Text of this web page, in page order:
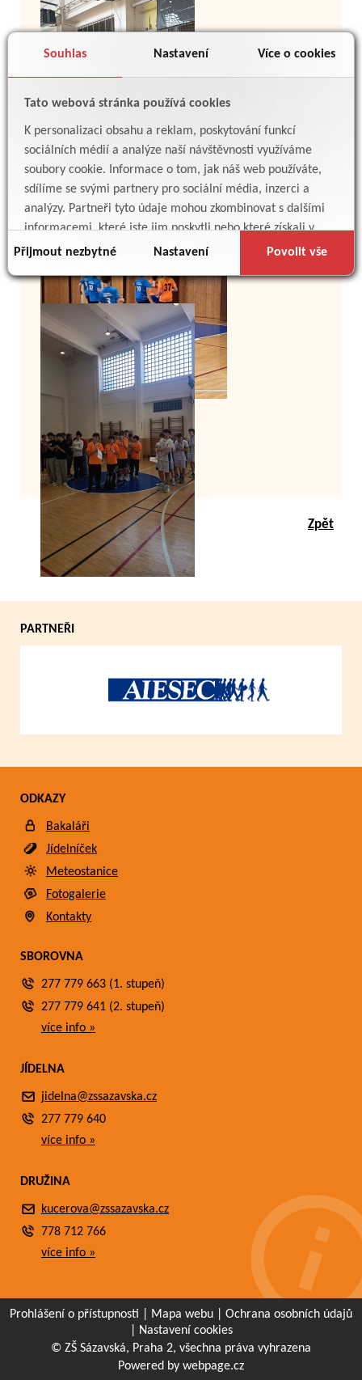
Souhlas Nastavení Více o cookies
Tato webová stránka používá cookies
K personalizaci obsahu a reklam, poskytování funkcí
sociálních médií a analýze naší návštěvnosti využíváme
soubory cookie. Informace o tom, jak náš web používáte,
sdílíme se svými partnery pro sociální média, inzerci a
analýzy. Partneři tyto údaje mohou zkombinovat s dalšími
informacemi, které jste jim poskytli nebo které získali v
důsledku toho, že používáte jejich služby.
Přijmout nezbytné Nastavení Povolit vše
Zpět
PARTNEŘI
ODKAZY
Bakaláři
Jídelníček
Meteostanice
Fotogalerie
Kontakty
SBOROVNA
277 779 663 (1. stupeň)
277 779 641 (2. stupeň)
více info »
JÍDELNA
jidelna@zssazavska.cz
277 779 640
více info »
DRUŽINA
kucerova@zssazavska.cz
778 712 766
více info »
Prohlášení o přístupnosti Mapa webu
Ochrana osobních údajů
Nastavení cookies
© ZŠ Sázavská, Praha 2, všechna práva vyhrazena
Powered by webpage.cz